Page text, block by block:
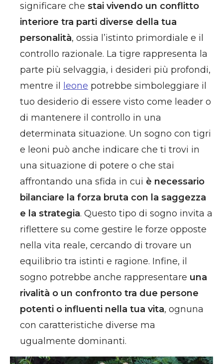
significare che stai vivendo un conflitto
interiore tra parti diverse della tua
personalità, ossia l’istinto primordiale e il
controllo razionale. La tigre rappresenta la
parte più selvaggia, i desideri più profondi,
mentre il
leone potrebbe simboleggiare il
tuo desiderio di essere visto come leader o
di mantenere il controllo in una
determinata situazione. Un sogno con tigri
e leoni può anche indicare che ti trovi in
una situazione di potere o che stai
affrontando una sfida in cui è necessario
bilanciare la forza bruta con la saggezza
e la strategia. Questo tipo di sogno invita a
riflettere su come gestire le forze opposte
nella vita reale, cercando di trovare un
equilibrio tra istinti e ragione. Infine, il
sogno potrebbe anche rappresentare una
rivalità o un confronto tra due persone
potenti o influenti nella tua vita, ognuna
con caratteristiche diverse ma
ugualmente dominanti.